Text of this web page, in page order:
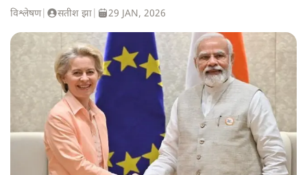
विश्लेषण| सतीश झा 29 JAN, 2026